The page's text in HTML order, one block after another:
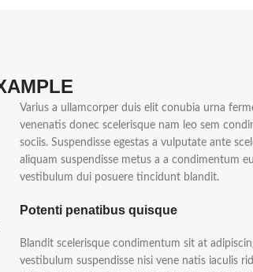
Varius a ullamcorper duis elit conubia urna
venenatis donec scelerisque nam leo sem
sociis. Suspendisse egestas a vulputate ante
aliquam suspendisse metus a a condimentum
vestibulum dui posuere tincidunt blandit.
Potenti penatibus quisque
Blandit scelerisque condimentum sit at
vestibulum suspendisse nisi vene natis iaculis